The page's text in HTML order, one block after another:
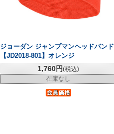
ジョーダン ジャンプマンヘッドバンド
【JD2018-801】オレンジ
1,760円(税込)
在庫なし